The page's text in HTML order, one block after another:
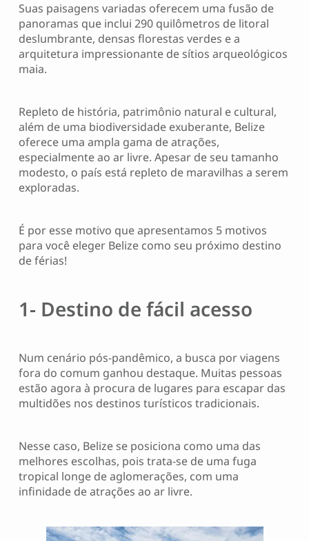
Suas paisagens variadas oferecem uma fusão de
panoramas que inclui 290 quilômetros de litoral
deslumbrante, densas florestas verdes e a
arquitetura impressionante de sítios arqueológicos
maia.
Repleto de história, patrimônio natural e cultural,
além de uma biodiversidade exuberante, Belize
oferece uma ampla gama de atrações,
especialmente ao ar livre. Apesar de seu tamanho
modesto, o país está repleto de maravilhas a serem
exploradas.
É por esse motivo que apresentamos 5 motivos
para você eleger Belize como seu próximo destino
de férias!
1- Destino de fácil acesso
Num cenário pós-pandêmico, a busca por viagens
fora do comum ganhou destaque. Muitas pessoas
estão agora à procura de lugares para escapar das
multidões nos destinos turísticos tradicionais.
Nesse caso, Belize se posiciona como uma das
melhores escolhas, pois trata-se de uma fuga
tropical longe de aglomerações, com uma
infinidade de atrações ao ar livre.